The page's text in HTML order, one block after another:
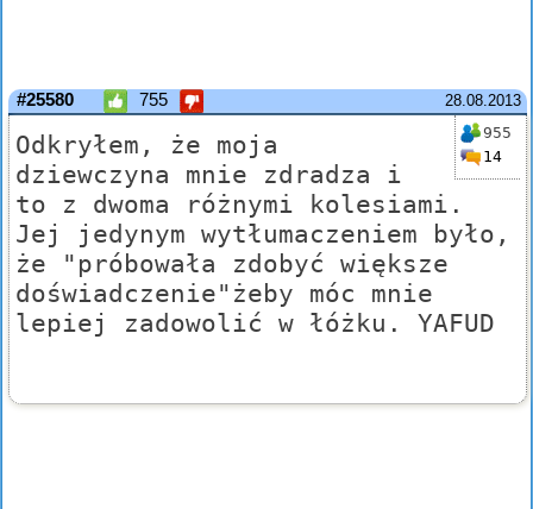
28.08.2013
#25580 755
955
14
Odkryłem, że moja
dziewczyna mnie zdradza i
to z dwoma różnymi kolesiami.
Jej jedynym wytłumaczeniem było,
że "próbowała zdobyć większe
doświadczenie"żeby móc mnie
lepiej zadowolić w łóżku. YAFUD